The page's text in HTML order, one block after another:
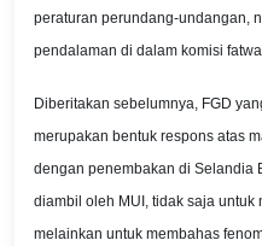
peraturan perundang-undangan,
pendalaman di dalam komisi
Diberitakan sebelumnya, FGD
merupakan bentuk respons atas
dengan penembakan di Selandia
diambil oleh MUI, tidak saja untuk
melainkan untuk membahas